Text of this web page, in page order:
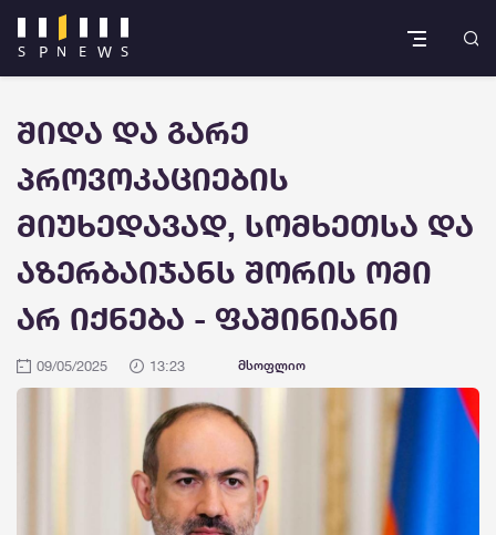
შიდა და გარე
პროვოკაციების
მიუხედავად, სომხეთსა და
აზერბაიჯანს შორის ომი
არ იქნება - ფაშინიანი
09/05/2025 13:23 მსოფლიო